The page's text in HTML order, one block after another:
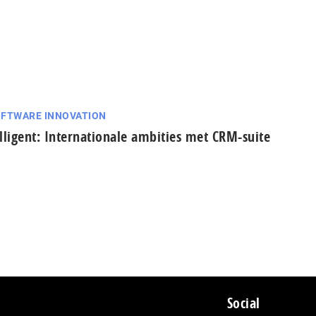
INNOVATION
Internationale ambities met CRM-suite
Social